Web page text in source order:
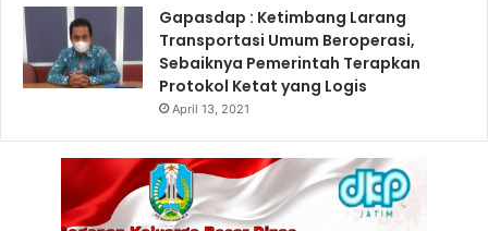
u
k
t
Gapasdap : Ketimbang Larang
Transportasi Umum Beroperasi,
Sebaiknya Pemerintah Terapkan
Protokol Ketat yang Logis
April 13, 2021